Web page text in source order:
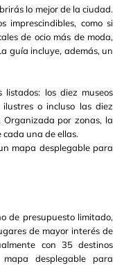
lo mejor de la ciudad.
imprescindibles, como si
de ocio más de moda,
guía incluye, además, un
los diez museos
ilustres o incluso las diez
por zonas, la
una de ellas.
mapa desplegable para
de presupuesto limitado,
de mayor interés de
con 35 destinos
desplegable para